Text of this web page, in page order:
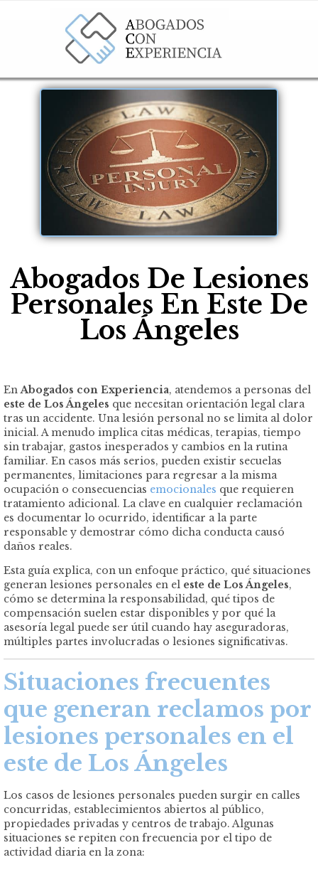
Abogados De Lesiones
Personales En Este De
Los Ángeles
EnAbogados con Experiencia, atendemos a personas del
este de Los Ángeles que necesitan orientación legal clara
tras un accidente. Una lesión personal no se limita al dolor
inicial. A menudo implica citas médicas, terapias, tiempo
sin trabajar, gastos inesperados y cambios en la rutina
familiar. En casos más serios, pueden existir secuelas
permanentes, limitaciones para regresar a la misma
ocupación o consecuencias emocionales que requieren
tratamiento adicional. La clave en cualquier reclamación
es documentar lo ocurrido, identificar a la parte
responsable y demostrar cómo dicha conducta causó
daños reales.
Esta guía explica, con un enfoque práctico, qué situaciones
generan lesiones personales en el este de Los Ángeles,
cómo se determina la responsabilidad, qué tipos de
compensación suelen estar disponibles y por qué la
asesoría legal puede ser útil cuando hay aseguradoras,
múltiples partes involucradas o lesiones significativas.
Situaciones frecuentes
que generan reclamos por
lesiones personales en el
este de Los Ángeles
Los casos de lesiones personales pueden surgir en calles
concurridas, establecimientos abiertos al público,
propiedades privadas y centros de trabajo. Algunas
situaciones se repiten con frecuencia por el tipo de
actividad diaria en la zona: